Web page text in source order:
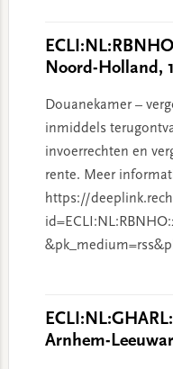
Noord-Holland,
Douanekamer –
inmiddels
invoerrechten en
rente. Meer
https://
Arnhem-